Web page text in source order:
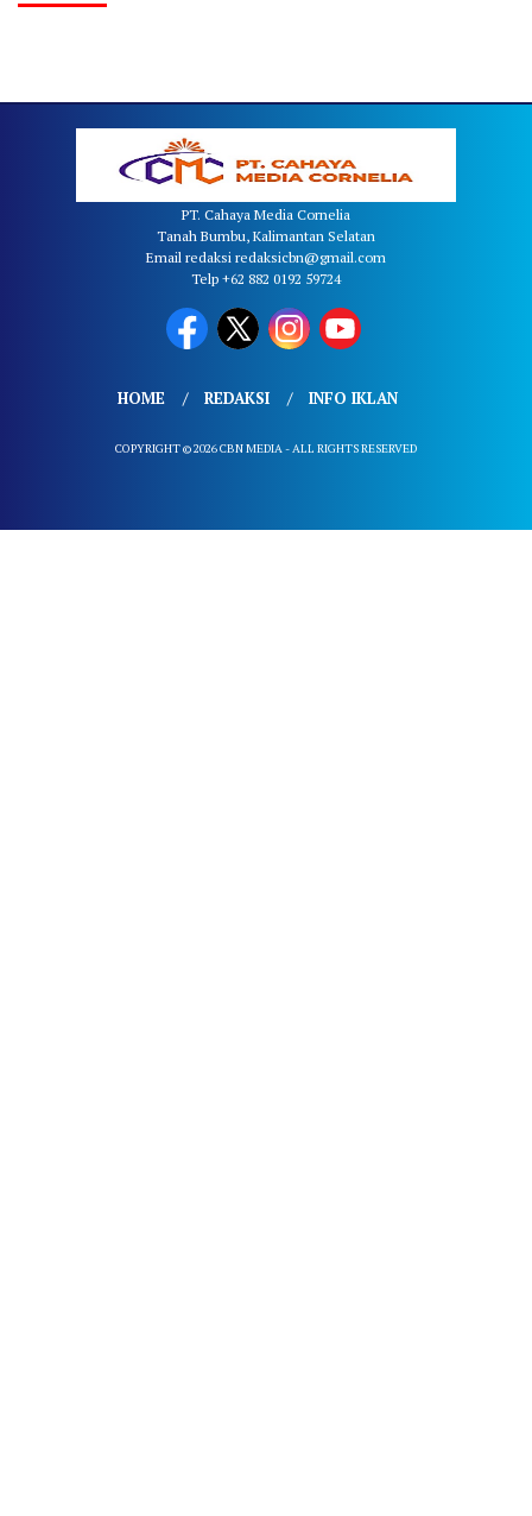
PT. Cahaya Media Cornelia
Tanah Bumbu, Kalimantan Selatan
Email redaksi redaksicbn@gmail.com
Telp +62 882 0192 59724
HOME REDAKSI INFO IKLAN
COPYRIGHT © 2026 CBN MEDIA - ALL RIGHTS RESERVED